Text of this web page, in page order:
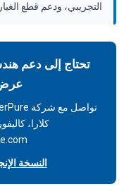
التجريبي، ودعم قطع الغيار.
تحتاج إلى دعم
النسخة